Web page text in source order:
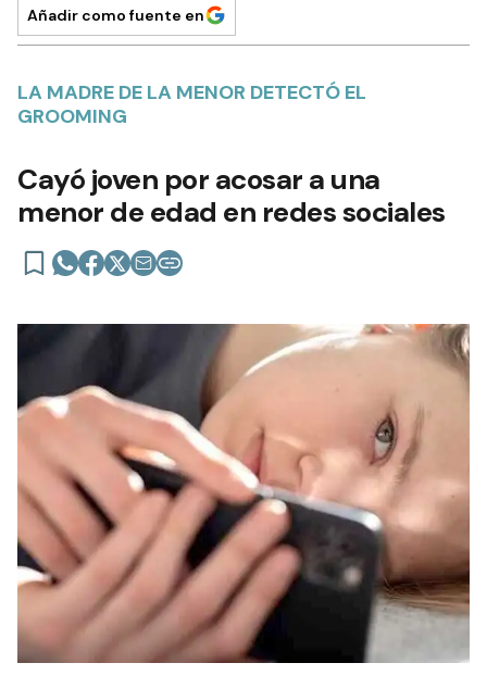
Añadir como fuente en
LA MADRE DE LA MENOR DETECTÓ EL
GROOMING
Cayó joven por acosar a una
menor de edad en redes sociales